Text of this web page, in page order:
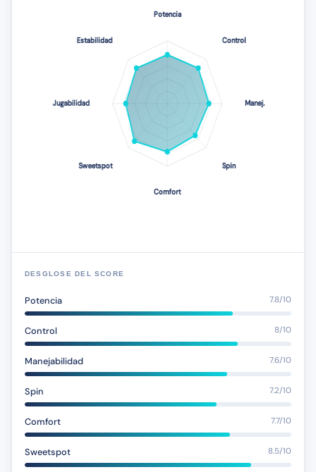
DESGLOSE DEL SCORE
Potencia 7.8/10
Control 8/10
Manejabilidad 7.6/10
Spin 7.2/10
Comfort 7.7/10
Sweetspot 8.5/10